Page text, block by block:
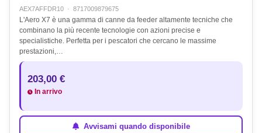
AEX7AFFDR10 · 8717009879675
L'Aero X7 è una gamma di canne da feeder altamente tecniche che
combinano la più recente tecnologie con azioni precise e
specialistiche. Perfetta per i pescatori che cercano le massime
prestazioni,…
203,00 €
In arrivo
Avvisami quando disponibile